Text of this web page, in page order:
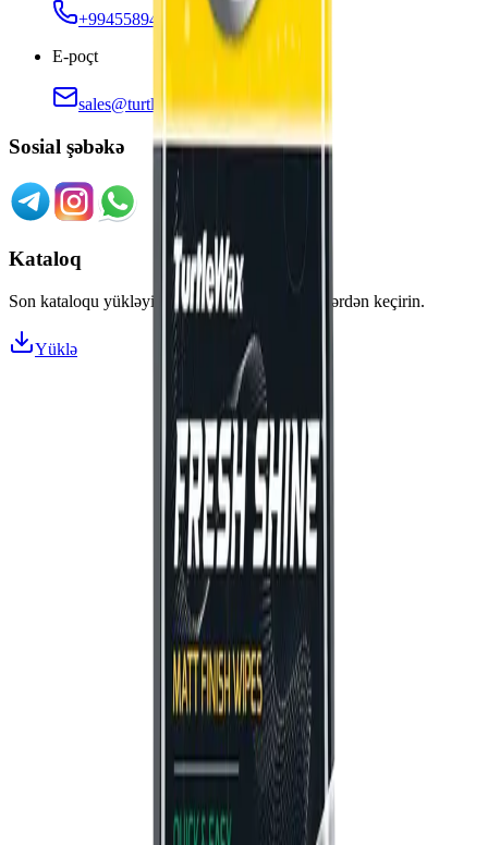
+994558944511
E-poçt
sales@turtlewax.az
Sosial şəbəkə
Kataloq
Son kataloqu yükləyin və bütün məhsulları nəzərdən keçirin.
Yüklə